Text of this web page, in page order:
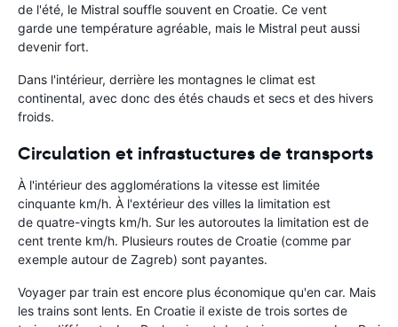
de l'été, le Mistral souffle souvent en Croatie. Ce vent
garde une température agréable, mais le Mistral peut aussi
devenir fort.
Dans l'intérieur, derrière les montagnes le climat est
continental, avec donc des étés chauds et secs et des hivers
froids.
Circulation et infrastuctures de transports
À l'intérieur des agglomérations la vitesse est limitée
cinquante km/h. À l'extérieur des villes la limitation est
de quatre-vingts km/h. Sur les autoroutes la limitation est de
cent trente km/h. Plusieurs routes de Croatie (comme par
exemple autour de Zagreb) sont payantes.
Voyager par train est encore plus économique qu'en car. Mais
les trains sont lents. En Croatie il existe de trois sortes de